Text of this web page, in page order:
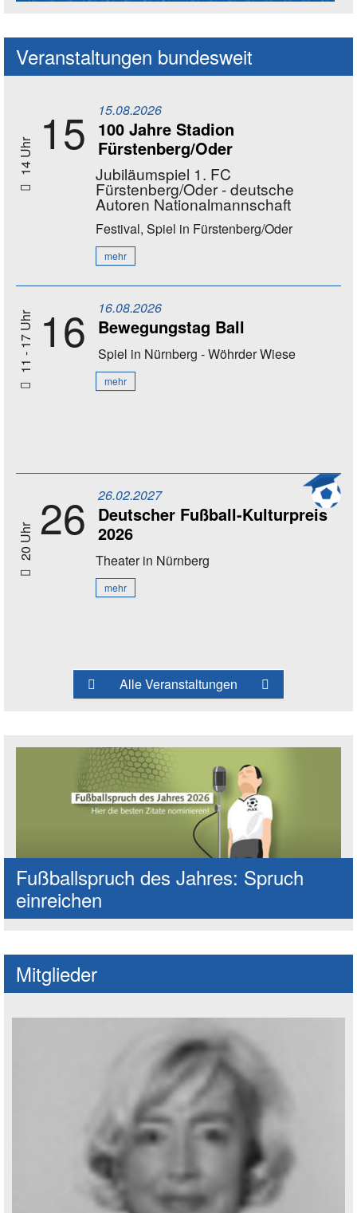
Veranstaltungen bundesweit
14 Uhr 15 15.08.2026
100 Jahre Stadion
Fürstenberg/Oder
Jubiläumspiel 1. FC
Fürstenberg/Oder - deutsche
Autoren Nationalmannschaft
Festival, Spiel in Fürstenberg/Oder
mehr
11 - 17 Uhr 16 16.08.2026
Bewegungstag Ball
Spiel in Nürnberg - Wöhrder Wiese
mehr
20 Uhr 26 26.02.2027
Deutscher Fußball-Kulturpreis
2026
Theaterin Nürnberg
mehr
Alle Veranstaltungen
Fußballspruch des Jahres: Spruch
einreichen
Mitglieder